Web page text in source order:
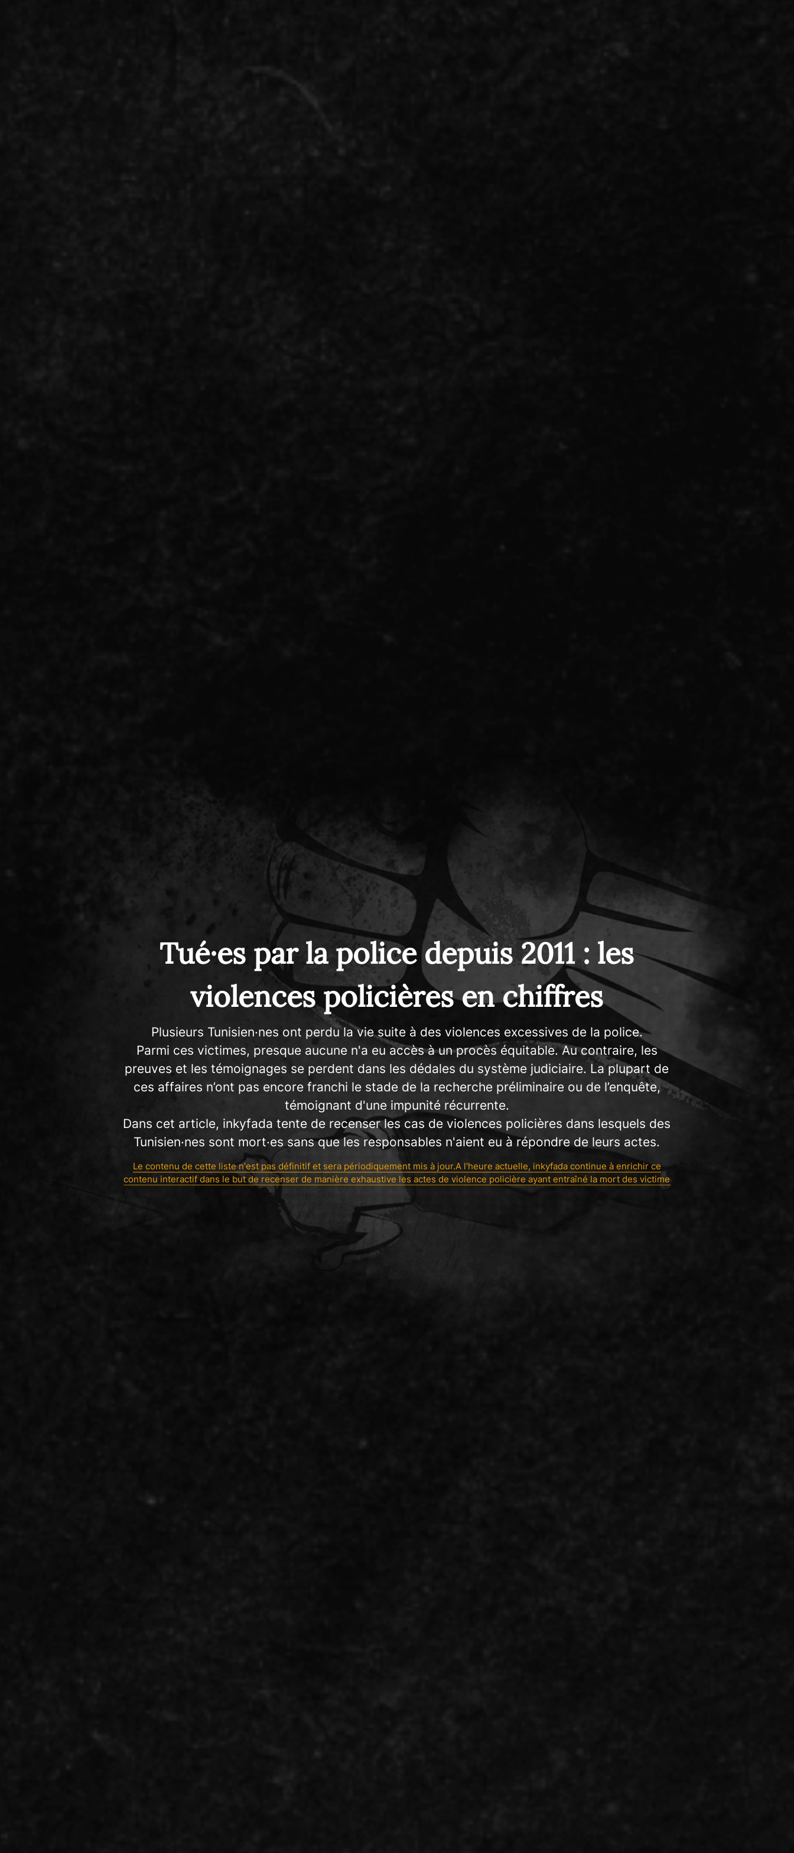
Tué·es par la police depuis 2011 : les
violences policières en chiffres
Plusieurs Tunisien·nes ont perdu la vie suite à des violences excessives de la police.
Parmi ces victimes, presque aucune n'a eu accès à un procès équitable. Au contraire, les
preuves et les témoignages se perdent dans les dédales du système judiciaire. La plupart de
ces affaires n’ont pas encore franchi le stade de la recherche préliminaire ou de l’enquête,
témoignant d'une impunité récurrente.
Dans cet article, inkyfada tente de recenser les cas de violences policières dans lesquels des
Tunisien·nes sont mort·es sans que les responsables n'aient eu à répondre de leurs actes.
Le contenu de cette liste n'est pas définitif et sera périodiquement mis à jour.A l'heure actuelle, inkyfada continue à enrichir ce
contenu interactif dans le but de recenser de manière exhaustive les actes de violence policière ayant entraîné la mort des victime